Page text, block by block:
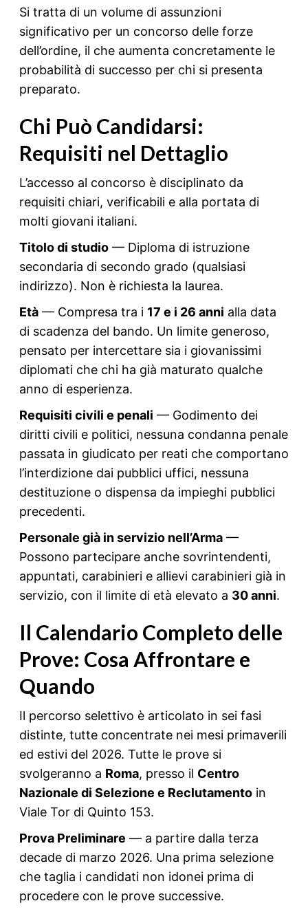
Si tratta di un volume di assunzioni
significativo per un concorso delle forze
dell’ordine, il che aumenta concretamente le
probabilità di successo per chi si presenta
preparato.
Chi Può Candidarsi:
Requisiti nel Dettaglio
L’accesso al concorso è disciplinato da
requisiti chiari, verificabili e alla portata di
molti giovani italiani.
Titolo di studio— Diploma di istruzione
secondaria di secondo grado (qualsiasi
indirizzo). Non è richiesta la laurea.
Età— Compresa tra i 17 e i 26 anni alla data
di scadenza del bando. Un limite generoso,
pensato per intercettare sia i giovanissimi
diplomati che chi ha già maturato qualche
anno di esperienza.
Requisiti civili e penali — Godimento dei
diritti civili e politici, nessuna condanna penale
passata in giudicato per reati che comportano
l’interdizione dai pubblici uffici, nessuna
destituzione o dispensa da impieghi pubblici
precedenti.
Personale già in servizio nell’Arma—
Possono partecipare anche sovrintendenti,
appuntati, carabinieri e allievi carabinieri già in
servizio, con il limite di età elevato a 30 anni.
Il Calendario Completo delle
Prove: Cosa Affrontare e
Quando
Il percorso selettivo è articolato in sei fasi
distinte, tutte concentrate nei mesi primaverili
ed estivi del 2026. Tutte le prove si
svolgeranno a Roma, presso il Centro
Nazionale di Selezione e Reclutamentoin
Viale Tor di Quinto 153.
Prova Preliminare — a partire dalla terza
decade di marzo 2026. Una prima selezione
che taglia i candidati non idonei prima di
procedere con le prove successive.